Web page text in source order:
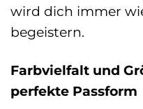
wird dich immer
begeistern.
Farbvielfalt und
perfekte Passform